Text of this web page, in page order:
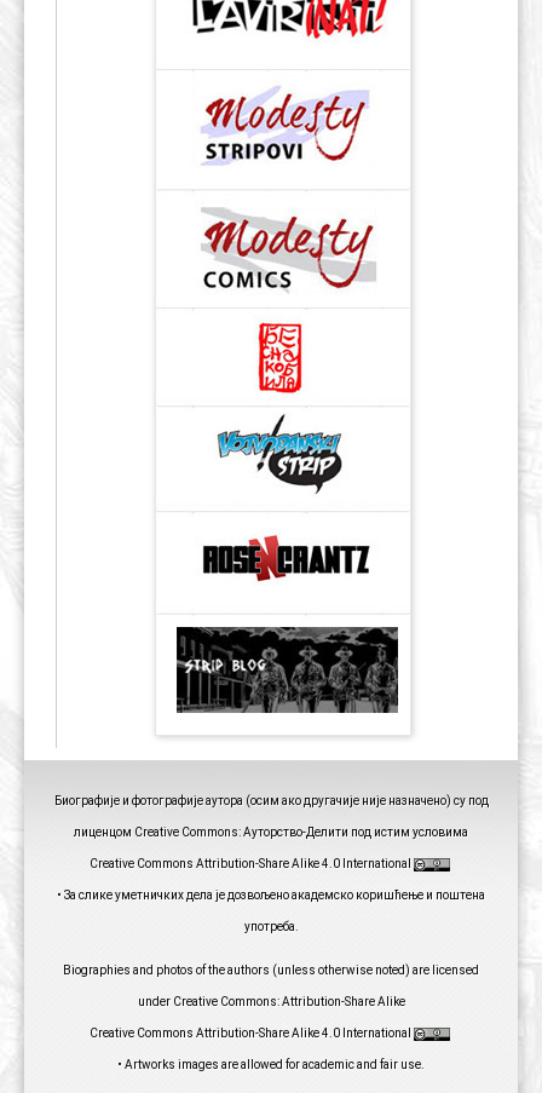
Биографије и фотографије аутора (осим ако другачије није назначено) су под
лиценцом Creative Commons: Ауторство-Делити под истим условима
Creative Commons Attribution-Share Alike 4.0 International
• За слике уметничких дела је дозвољено академско коришћење и поштена
употреба.
Biographies and photos of the authors (unless otherwise noted) are licensed
under Creative Commons: Attribution-Share Alike
Creative Commons Attribution-Share Alike 4.0 International
• Artworks images are allowed for academic and fair use.